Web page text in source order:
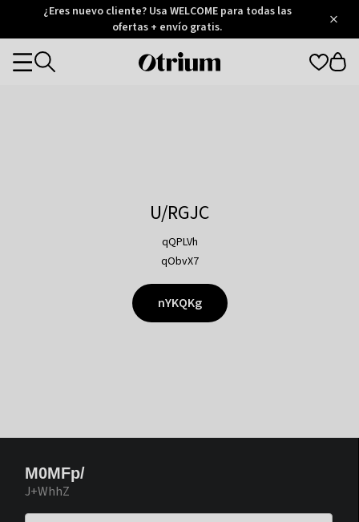
Otrium
Trustpilot
¿Eres nuevo cliente? Usa WELCOME para todas las
ofertas + envío gratis.
Otrium
Categories
U/RGJC
qQPLVh
qObvX7
nYKQKg
M0MFp/
J+WhhZ